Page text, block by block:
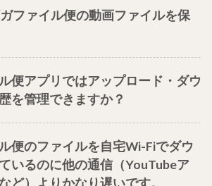
ファイル便の動画ファイルを保
便アプリではアップロード・ダウ
を管理できますか？
便のファイルを自宅Wi-Fiでダウ
いるのに他の通信（YouTubeア
ど）よりかなり遅いです。